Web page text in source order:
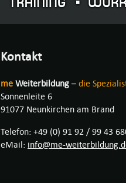
Kontakt
me Weiterbildung – die
Sonnenleite 6
91077 Neunkirchen am Brand
Telefon: +49 (0) 91 92 / 99 43
eMail: info@me-